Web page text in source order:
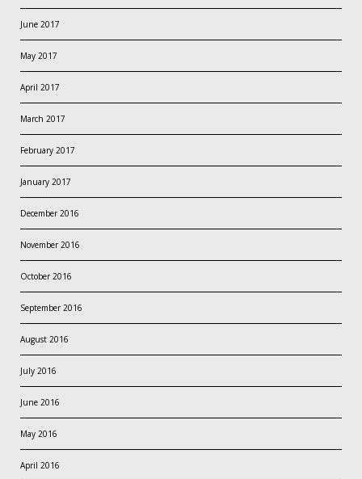
June 2017
May 2017
April 2017
March 2017
February 2017
January 2017
December 2016
November 2016
October 2016
September 2016
August 2016
July 2016
June 2016
May 2016
April 2016